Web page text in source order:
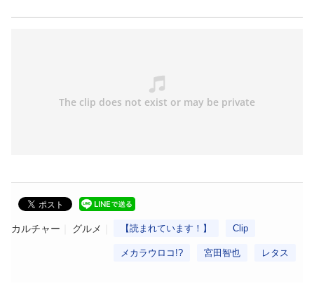
カルチャー グルメ 【読まれています！】 Clip
メカラウロコ!? 宮田智也 レタス